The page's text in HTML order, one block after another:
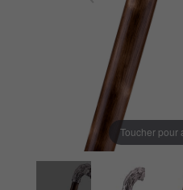
Toucher pour